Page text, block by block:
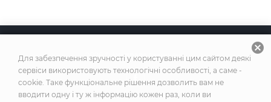
2026 © Усі права захищено
Для забезпечення зручності у користуванні цим сайтом деякі
сервіси використовують технологічні особливості, а саме -
cookie. Таке функціональне рішення дозволить вам не
вводити одну і ту ж інформацію кожен раз, коли ви
cancel